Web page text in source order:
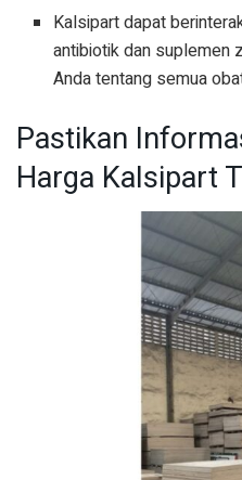
Kalsipart dapat
antibiotik dan suplemen
Anda tentang semua
Pastikan
Harga Kalsipart